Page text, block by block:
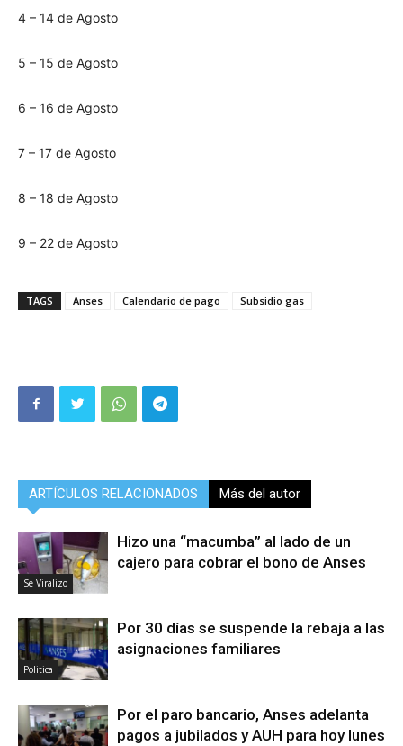
4 – 14 de Agosto
5 – 15 de Agosto
6 – 16 de Agosto
7 – 17 de Agosto
8 – 18 de Agosto
9 – 22 de Agosto
TAGS Anses Calendario de pago Subsidio gas
ARTÍCULOS RELACIONADOS Más del autor
Se Viralizo
Hizo una “macumba” al lado de un
cajero para cobrar el bono de Anses
Politica
Por 30 días se suspende la rebaja a las
asignaciones familiares
Por el paro bancario, Anses adelanta
pagos a jubilados y AUH para hoy lunes